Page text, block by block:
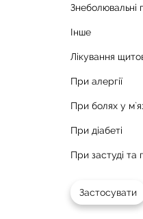
Знеболювальні
Інше
Лікування
При алергії
При болях у
При діабеті
При застуді та